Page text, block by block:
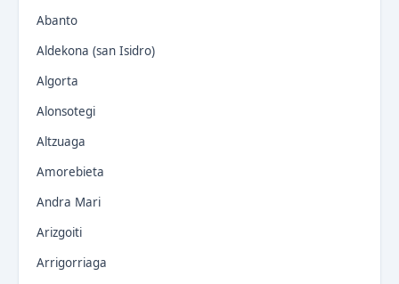
Abanto
Aldekona (san Isidro)
Algorta
Alonsotegi
Altzuaga
Amorebieta
Andra Mari
Arizgoiti
Arrigorriaga